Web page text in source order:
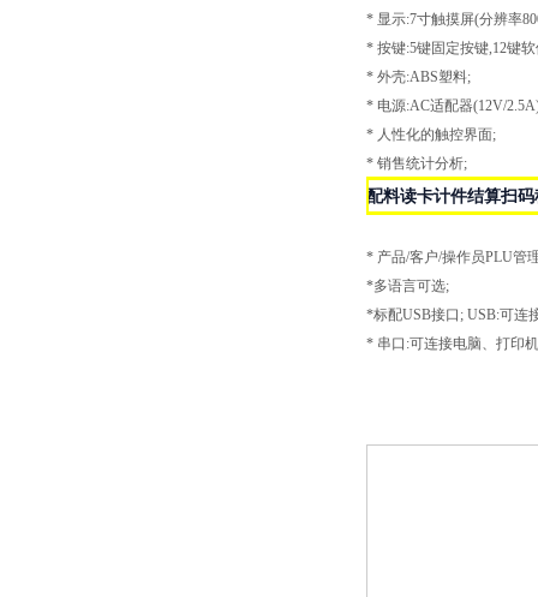
* 显示:7寸触摸屏(分辨率
* 按键:5键固定按键,12键
* 外壳:ABS塑料;
* 电源:AC适配器(12V/
* 人性化的触控界面;
* 销售统计分析;
配料读卡计件结算扫
* 产品/客户/操作员PLU管
*多语言可选;
*标配USB接口; USB:可连
* 串口:可连接电脑、打印